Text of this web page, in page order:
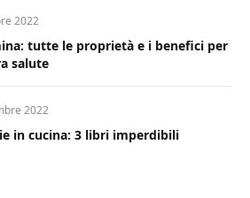
2022
tutte le proprietà e i benefici per
salute
2022
in cucina: 3 libri imperdibili